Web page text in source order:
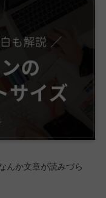
んか文章が読みづら